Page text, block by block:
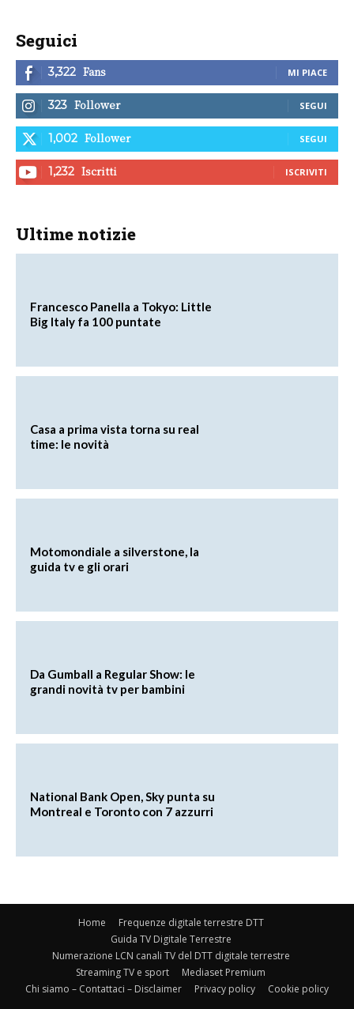
Seguici
3,322 Fans MI PIACE
323 Follower SEGUI
1,002 Follower SEGUI
1,232 Iscritti ISCRIVITI
Ultime notizie
Francesco Panella a Tokyo: Little
Big Italy fa 100 puntate
Casa a prima vista torna su real
time: le novità
Motomondiale a silverstone, la
guida tv e gli orari
Da Gumball a Regular Show: le
grandi novità tv per bambini
National Bank Open, Sky punta su
Montreal e Toronto con 7 azzurri
Home
Frequenze digitale terrestre DTT
Guida TV Digitale Terrestre
Numerazione LCN canali TV del DTT digitale terrestre
Streaming TV e sport
Mediaset Premium
Chi siamo – Contattaci – Disclaimer
Privacy policy Cookie policy